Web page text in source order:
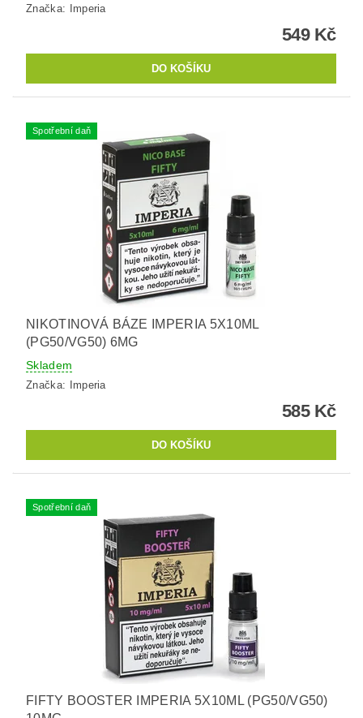
Značka: Imperia
549 Kč
Spotřební daň
NIKOTINOVÁ BÁZE IMPERIA 5X10ML
(PG50/VG50) 6MG
Skladem
Značka: Imperia
585 Kč
Spotřební daň
FIFTY BOOSTER IMPERIA 5X10ML (PG50/VG50)